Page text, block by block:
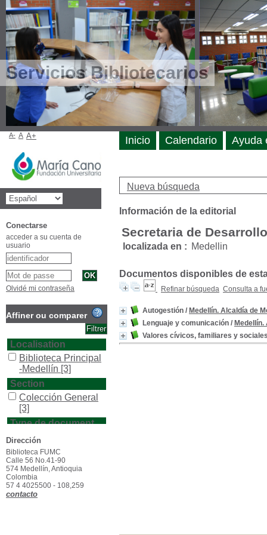
Servicios Bibliotecarios
Nueva búsqueda
Información de la editorial
Secretaria de
localizada en : Medellin
Documentos disponibles de
Refinar búsqueda Consulta a
Autogestión / Medellín. Alcaldía de
Lenguaje y comunicación / Medellín.
Valores cívicos, familiares y
Inicio Calendario Ayuda
A- A A+
Conectarse
acceder a su cuenta de
usuario
Olvidé mi contraseña
Affiner ou comparer
Localisation
Biblioteca Principal
-Medellín [3]
Section
Colección General
[3]
Type de document
texto impreso
Dirección
Biblioteca FUMC
Calle 56 No.41-90
574 Medellín, Antioquia
Colombia
57 4 4025500 - 108,259
contacto